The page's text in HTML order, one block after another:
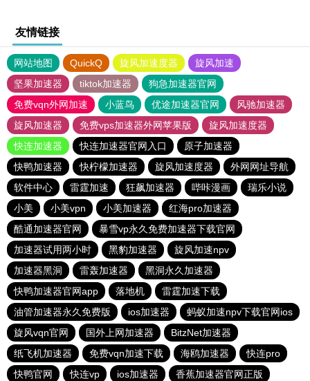
友情链接
网站地图 QuickQ 旋风加速度器
旋风加速
坚果加速器
tiktok加速器
狗急加速器官网
免费vqn外网加速
小蓝鸟 优途加速器官网
风驰加速器
旋风加速器
免费vps加速器外网苹果版
旋风加速度器
快连加速器
快连加速器官网入口
原子加速器
快鸭加速器
快柠檬加速器 旋风加速度器
外网网址导航
软件中心
雷霆加速 狂飙加速器 哔咔漫画
瑞乐小说
小美
小美vpn 小美加速器
红海pro加速器
酷通加速器官网
暴雪vp永久免费加速器下载官网
加速器试用两小时
黑豹加速器
旋风加速npv
加速器黑洞
雷轰加速器
黑洞永久加速器
快鸭加速器官网app
落地机
雷霆加速下载
油管加速器永久免费版
ios加速器
蚂蚁加速npv下载官网ios
旋风vqn官网
国外上网加速器
BitzNet加速器
纸飞机加速器
免费vqn加速下载 海鸥加速器
快连pro
快鸭官网
快连vp ios加速器 香蕉加速器官网正版